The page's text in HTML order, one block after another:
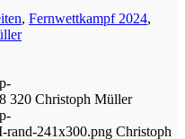
, Fernwettkampf 2024,
320 Christoph Müller
241x300.png Christoph